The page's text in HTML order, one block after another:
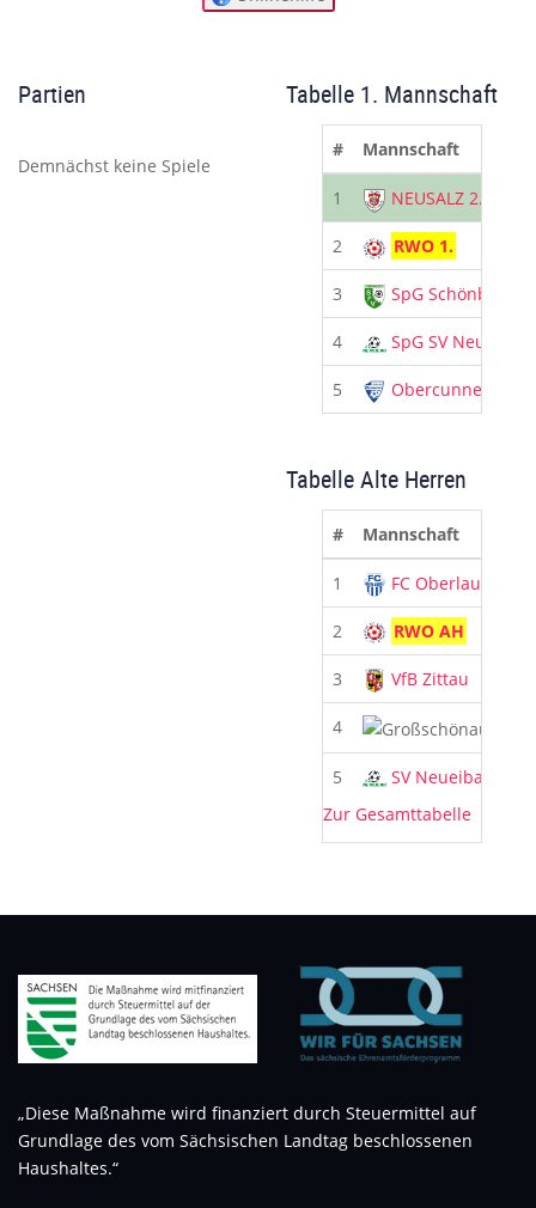
Partien
Demnächst keine Spiele
Tabelle 1. Mannschaft
# Mannschaft
1 NEUSALZ 2.
2 RWO 1.
3 SpG Schönbach
4 SpG SV Neueiba
5 Obercunnersdorf
Tabelle Alte Herren
# Mannschaft
1 FC Oberlausitz
2 RWO AH
3 VfB Zittau
4
5
SV Neueibau
Zur Gesamttabelle
„Diese Maßnahme wird finanziert durch Steuermittel auf
Grundlage des vom Sächsischen Landtag beschlossenen
Haushaltes.“